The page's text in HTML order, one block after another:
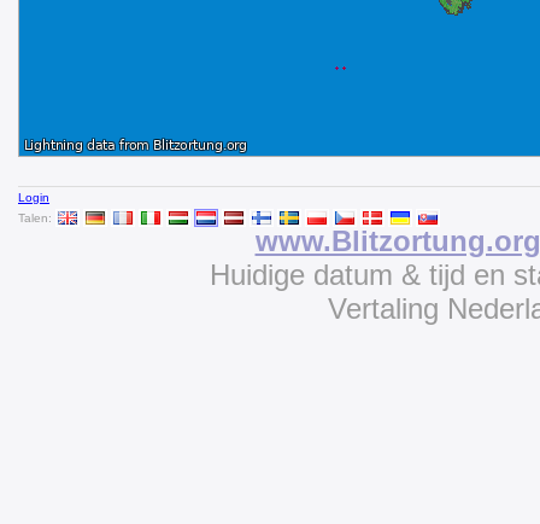
Login
Talen:
www.Blitzortung.org
Huidige datum & tijd en
Vertaling